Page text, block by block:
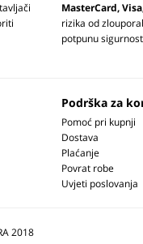
MasterCard,
rizika od
potpunu
Podrška za
Pomoć pri kupnji
Dostava
Plaćanje
Povrat robe
Uvjeti poslovanja
2018